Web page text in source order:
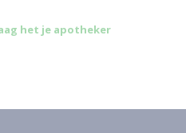
het je apotheker